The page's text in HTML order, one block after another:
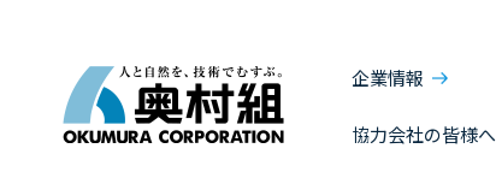
企業情報
協力会社の皆様へ